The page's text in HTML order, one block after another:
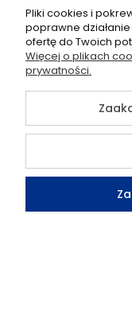
Facebook
LinkedIn
YouTube
Obszar działań
Pliki cookies i
poprawne
ofertę do Twoich
Więcej o plikach
prywatności.